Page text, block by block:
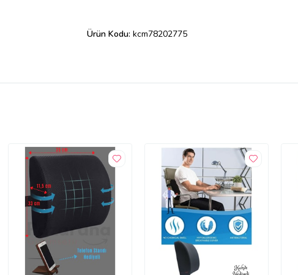
Ürün Kodu: kcm78202775